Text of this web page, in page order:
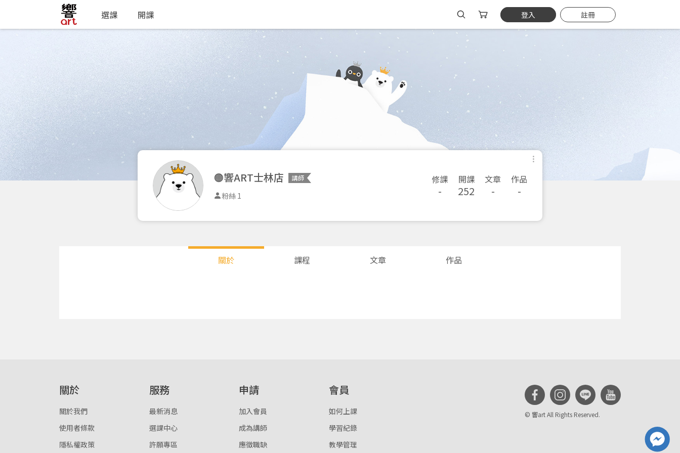
選課 開課 登入 註冊
🟠響ART士林店 講師
粉絲 1
修課
-
開課
252
文章
-
作品
-
關於 課程 文章 作品
關於
關於我們
使用者條款
隱私權政策
服務
最新消息
選課中心
許願專區
申請
加入會員
成為講師
應徵職缺
會員
如何上課
學習紀錄
教學管理
© 響art All Rights Reserved.